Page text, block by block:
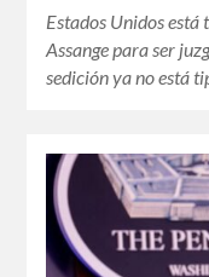
Estados Unidos
Assange para ser
sedición ya no está